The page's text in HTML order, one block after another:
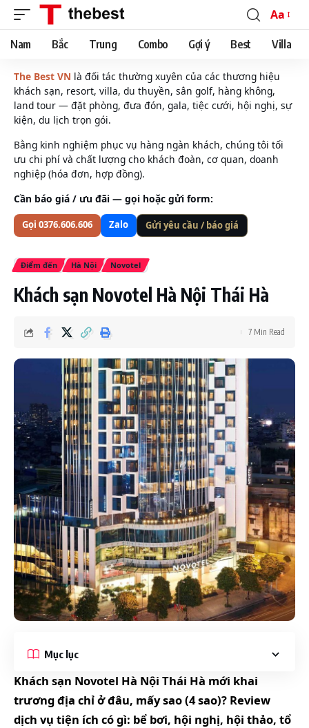
Font
Resizer
Aa
Nam Bắc Trung Combo Gợi ý Best Villa
The Best VN là đối tác thường xuyên của các thương hiệu
khách sạn, resort, villa, du thuyền, sân golf, hàng không,
land tour — đặt phòng, đưa đón, gala, tiệc cưới, hội nghị, sự
kiện, du lịch trọn gói.
Bằng kinh nghiệm phục vụ hàng ngàn khách, chúng tôi tối
ưu chi phí và chất lượng cho khách đoàn, cơ quan, doanh
nghiệp (hóa đơn, hợp đồng).
Cần báo giá / ưu đãi — gọi hoặc gửi form:
Gọi 0376.606.606 Zalo Gửi yêu cầu / báo giá
Điểm đến Hà Nội Novotel
Khách sạn Novotel Hà Nội Thái Hà
7 Min Read
Mục lục
Khách sạn Novotel Hà Nội Thái Hà mới khai
trương địa chỉ ở đâu, mấy sao (4 sao)? Review
dịch vụ tiện ích có gì: bể bơi, hội nghị, hội thảo, tổ